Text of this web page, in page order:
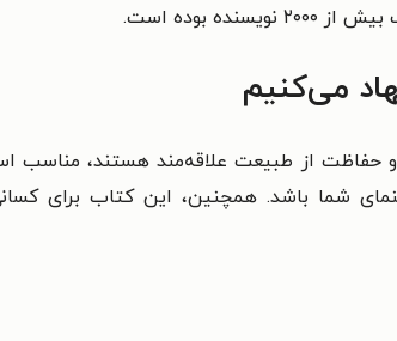
بوده است.
می‌کنیم
حفاظت از طبیعت علاقه‌مند هستند، مناسب
شما باشد. همچنین، این کتاب برای